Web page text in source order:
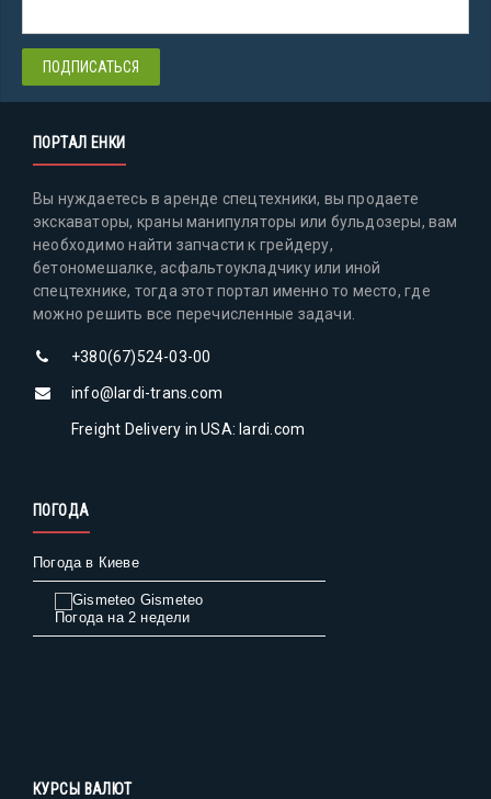
ПОРТАЛ ЕНКИ
Вы нуждаетесь в аренде спецтехники, вы продаете
экскаваторы, краны манипуляторы или бульдозеры, вам
необходимо найти запчасти к грейдеру,
бетономешалке, асфальтоукладчику или иной
спецтехнике, тогда этот портал именно то место, где
можно решить все перечисленные задачи.
+380(67)524-03-00
info@lardi-trans.com
Freight Delivery in USA: lardi.com
ПОГОДА
Погода в Киеве
Gismeteo
Погода на 2 недели
КУРСЫ ВАЛЮТ